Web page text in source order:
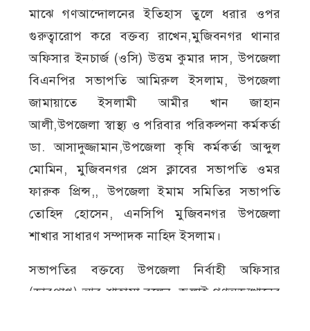
মাঝে গণআন্দোলনের ইতিহাস তুলে ধরার ওপর
গুরুত্বারোপ করে বক্তব্য রাখেন,মুজিবনগর থানার
অফিসার ইনচার্জ (ওসি) উত্তম কুমার দাস, উপজেলা
বিএনপির সভাপতি আমিরুল ইসলাম, উপজেলা
জামায়াতে ইসলামী আমীর খান জাহান
আলী,উপজেলা স্বাস্থ্য ও পরিবার পরিকল্পনা কর্মকর্তা
ডা. আসাদুজ্জামান,উপজেলা কৃষি কর্মকর্তা আব্দুল
মোমিন, মুজিবনগর প্রেস ক্লাবের সভাপতি ওমর
ফারুক প্রিন্স,, উপজেলা ইমাম সমিতির সভাপতি
তোহিদ হোসেন, এনসিপি মুজিবনগর উপজেলা
শাখার সাধারণ সম্পাদক নাহিদ ইসলাম।
সভাপতির বক্তব্যে উপজেলা নির্বাহী অফিসার
(ভারপ্রাপ্ত) আবু শাহামা বলেন, জুলাই গণঅভ্যুত্থানের